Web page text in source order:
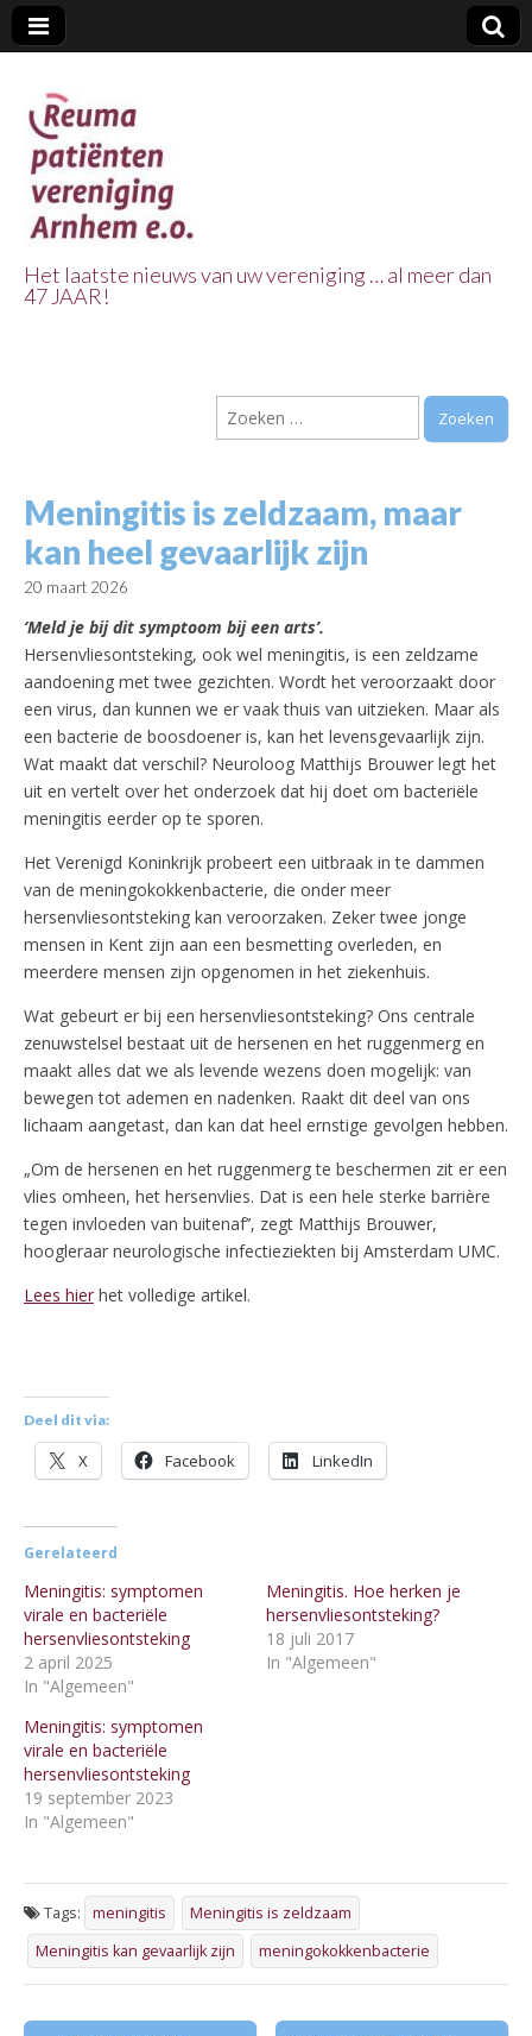
Vereniging
Arnhem e.o.
Het laatste nieuws van uw vereniging … al meer dan
47 JAAR!
Zoeken
naar:
Meningitis is zeldzaam, maar
kan heel gevaarlijk zijn
20 maart 2026
‘Meld je bij dit symptoom bij een arts’.
Hersenvliesontsteking, ook wel meningitis, is een zeldzame
aandoening met twee gezichten. Wordt het veroorzaakt door
een virus, dan kunnen we er vaak thuis van uitzieken. Maar als
een bacterie de boosdoener is, kan het levensgevaarlijk zijn.
Wat maakt dat verschil? Neuroloog Matthijs Brouwer legt het
uit en vertelt over het onderzoek dat hij doet om bacteriële
meningitis eerder op te sporen.
Het Verenigd Koninkrijk probeert een uitbraak in te dammen
van de meningokokkenbacterie, die onder meer
hersenvliesontsteking kan veroorzaken. Zeker twee jonge
mensen in Kent zijn aan een besmetting overleden, en
meerdere mensen zijn opgenomen in het ziekenhuis.
Wat gebeurt er bij een hersenvliesontsteking? Ons centrale
zenuwstelsel bestaat uit de hersenen en het ruggenmerg en
maakt alles dat we als levende wezens doen mogelijk: van
bewegen tot ademen en nadenken. Raakt dit deel van ons
lichaam aangetast, dan kan dat heel ernstige gevolgen hebben.
„Om de hersenen en het ruggenmerg te beschermen zit er een
vlies omheen, het hersenvlies. Dat is een hele sterke barrière
tegen invloeden van buitenaf’’, zegt Matthijs Brouwer,
hoogleraar neurologische infectieziekten bij Amsterdam UMC.
Lees hier het volledige artikel.
Deel dit via:
X Facebook LinkedIn
Gerelateerd
Meningitis: symptomen
virale en bacteriële
hersenvliesontsteking
2 april 2025
In "Algemeen"
Meningitis. Hoe herken je
hersenvliesontsteking?
18 juli 2017
In "Algemeen"
Meningitis: symptomen
virale en bacteriële
hersenvliesontsteking
19 september 2023
In "Algemeen"
Tags: meningitis
Meningitis is zeldzaam
Meningitis kan gevaarlijk zijn
meningokokkenbacterie